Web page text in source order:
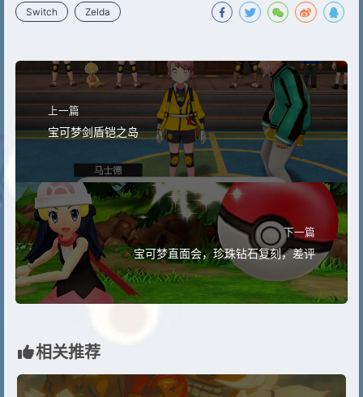
Switch Zelda
上一篇
宝可梦剑盾铠之岛
下一篇
宝可梦直面会，珍珠钻石复刻，差评
相关推荐